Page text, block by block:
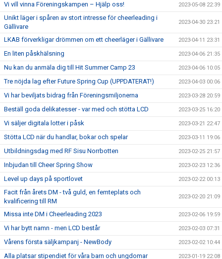
Vi vill vinna Föreningskampen – Hjälp oss! 2023-05-08 22:39
Unikt läger i spåren av stort intresse för cheerleading i
Gällivare
2023-04-30 23:21
LKAB förverkligar drömmen om ett cheerläger i Gällivare 2023-04-11 23:31
En liten påskhälsning 2023-04-06 21:35
Nu kan du anmäla dig till Hit Summer Camp 23 2023-04-06 10:05
Tre nöjda lag efter Future Spring Cup (UPPDATERAT!) 2023-04-03 00:06
Vi har beviljats bidrag från Föreningsmiljonerna 2023-03-28 20:59
Beställ goda delikatesser - var med och stötta LCD 2023-03-25 16:20
Vi säljer digitala lotter i påsk 2023-03-21 22:47
Stötta LCD när du handlar, bokar och spelar 2023-03-11 19:06
Utbildningsdag med RF Sisu Norrbotten 2023-02-25 21:57
Inbjudan till Cheer Spring Show 2023-02-23 12:36
Level up days på sportlovet 2023-02-22 00:13
Facit från årets DM - två guld, en femteplats och
kvalificering till RM
2023-02-20 21:09
Missa inte DM i Cheerleading 2023 2023-02-06 19:59
Vi har bytt namn - men LCD består 2023-02-03 07:31
Vårens första säljkampanj - NewBody 2023-02-02 10:44
Alla platsar stipendiet för våra barn och ungdomar 2023-01-19 22:08